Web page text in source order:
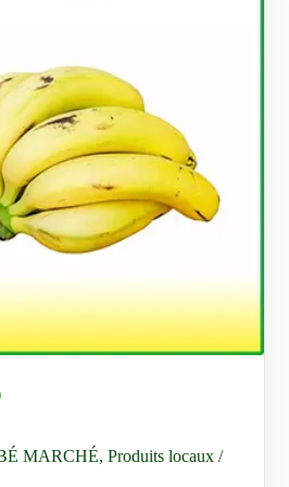
MARCHÉ,Produits locaux /